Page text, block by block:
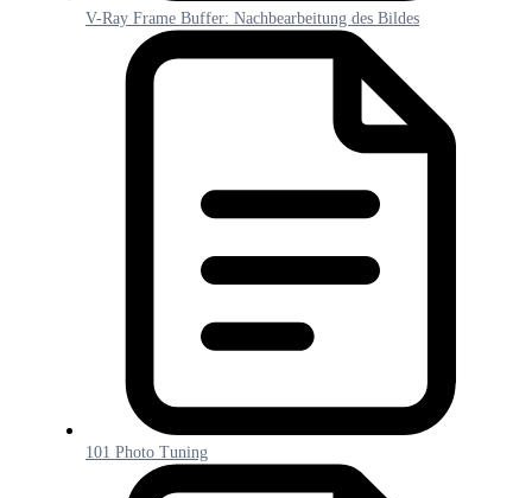
V-Ray Frame Buffer: Nachbearbeitung des Bildes
101 Photo Tuning